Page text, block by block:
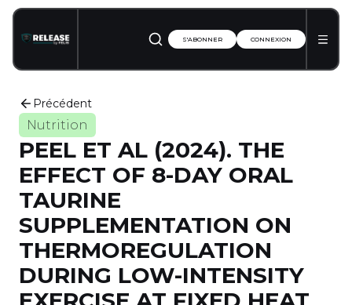
S'ABONNER CONNEXION
Précédent
Nutrition
PEEL ET AL (2024). THE
EFFECT OF 8-DAY ORAL
TAURINE
SUPPLEMENTATION ON
THERMOREGULATION
DURING LOW-INTENSITY